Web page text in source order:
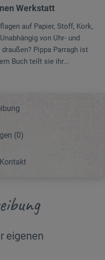
Werkstatt
auf Papier, Stoff, Kork,
von Uhr- und
Pippa Parragh ist
Buch teilt sie ihr...
(0)
eigenen